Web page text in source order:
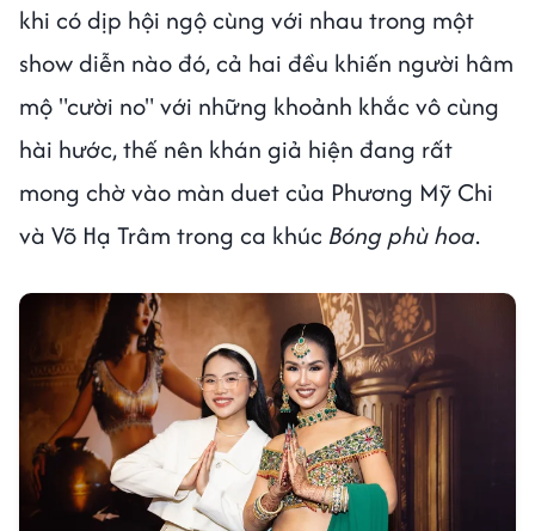
khi có dịp hội ngộ cùng với nhau trong một
show diễn nào đó, cả hai đều khiến người hâm
mộ "cười no" với những khoảnh khắc vô cùng
hài hước, thế nên khán giả hiện đang rất
mong chờ vào màn duet của Phương Mỹ Chi
và Võ Hạ Trâm trong ca khúc Bóng phù hoa.